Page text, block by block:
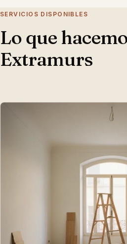
SERVICIOS DISPONIBLES
Lo que
Extramurs